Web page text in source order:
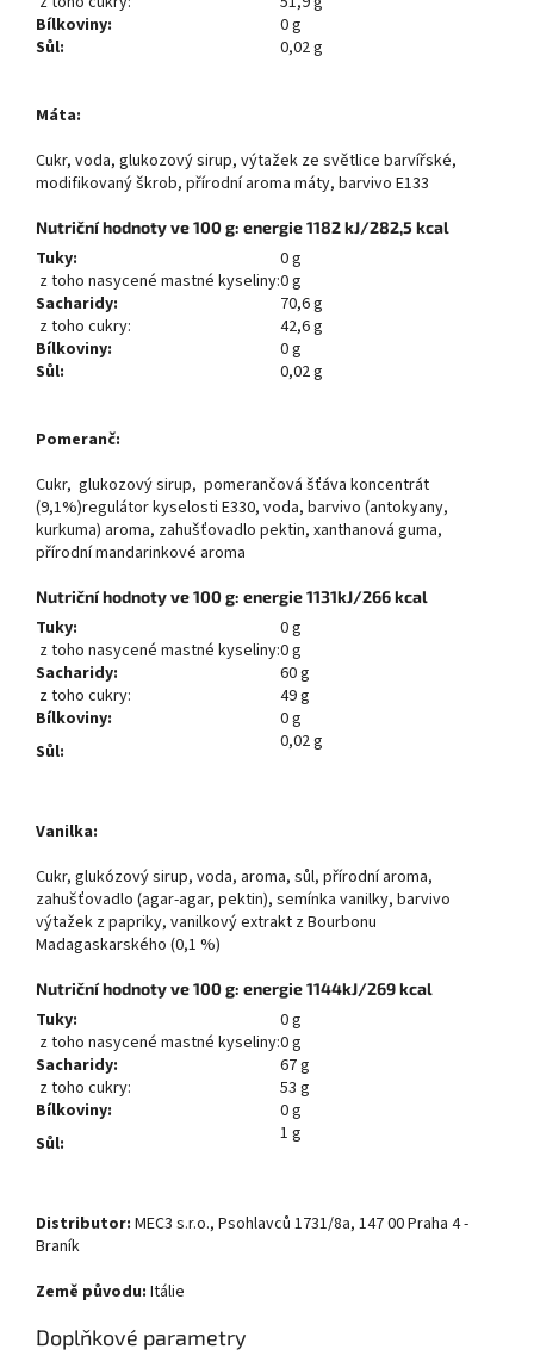
Bílkoviny:
0 g
Sůl:
0,02 g
Máta:
Cukr, voda, glukozový sirup, výtažek ze světlice barvířské,
modifikovaný škrob, přírodní aroma máty, barvivo E133
Nutriční hodnoty ve 100 g: energie 1182 kJ/282,5 kcal
Tuky:
0 g
z toho nasycené mastné kyseliny:0 g
Sacharidy:
70,6 g
z toho cukry:
42,6 g
Bílkoviny:
0 g
Sůl:
0,02 g
Pomeranč:
Cukr, glukozový sirup, pomerančová šťáva koncentrát
(9,1%)regulátor kyselosti E330, voda, barvivo (antokyany,
kurkuma) aroma, zahušťovadlo pektin, xanthanová guma,
přírodní mandarinkové aroma
Nutriční hodnoty ve 100 g: energie 1131kJ/266 kcal
Tuky:
0 g
z toho nasycené mastné kyseliny:0 g
Sacharidy:
60 g
z toho cukry:
49 g
Bílkoviny:
0 g
Sůl:
0,02 g
Vanilka:
Cukr, glukózový sirup, voda, aroma, sůl, přírodní aroma,
zahušťovadlo (agar-agar, pektin), semínka vanilky, barvivo
výtažek z papriky, vanilkový extrakt z Bourbonu
Madagaskarského (0,1 %)
Nutriční hodnoty ve 100 g: energie 1144kJ/269 kcal
Tuky:
0 g
z toho nasycené mastné kyseliny:0 g
Sacharidy:
67 g
z toho cukry:
53 g
Bílkoviny:
0 g
Sůl:
1 g
Distributor: MEC3 s.r.o., Psohlavců 1731/8a, 147 00 Praha 4 -
Braník
Země původu: Itálie
Doplňkové parametry